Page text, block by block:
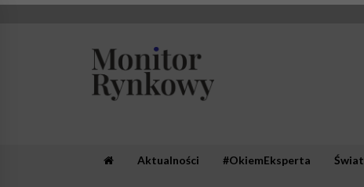
Skip
Aktualności #OkiemEksperta Świat